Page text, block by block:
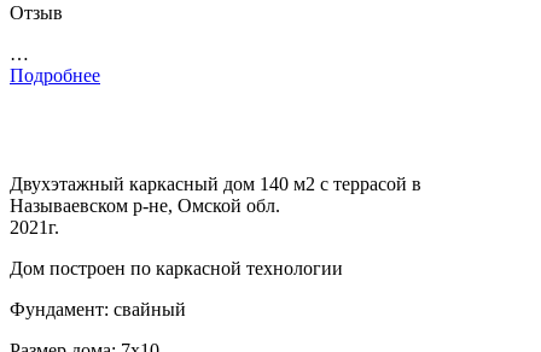
Отзыв
…
Подробнее
Двухэтажный каркасный дом 140 м2 с террасой в
Называевском р-не, Омской обл.
2021г.
Дом построен по каркасной технологии
Фундамент: свайный